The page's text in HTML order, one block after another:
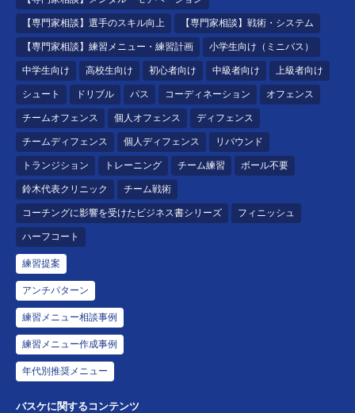
【専門家相談】選手のスキル向上 【専門家相談】戦術・システム
【専門家相談】練習メニュー・練習計画 小学生向け（ミニバス）
中学生向け 高校生向け 初心者向け 中級者向け 上級者向け
シュート ドリブル パス コーディネーション オフェンス
チームオフェンス 個人オフェンス ディフェンス
チームディフェンス 個人ディフェンス リバウンド
トランジション トレーニング チーム練習 ボール不要
鈴木代表クリニック チーム戦術
コーチングに影響を受けたビジネス書シリーズ フィニッシュ
ハーフコート
練習提案
アンチパターン
練習メニュー相談事例
練習メニュー作成事例
年代別推奨メニュー
バスケに関するコンテンツ